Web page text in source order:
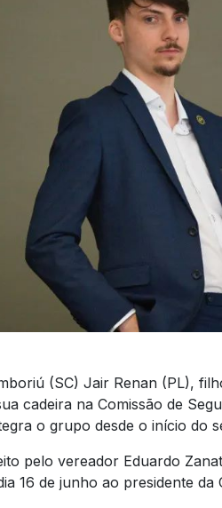
(SC) Jair Renan (PL),
cadeira na Comissão de
o grupo desde o início do
pelo vereador Eduardo
16 de junho ao presidente